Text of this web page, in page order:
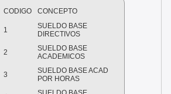
CODIGO CONCEPTO
1
SUELDO BASE
DIRECTIVOS
2
SUELDO BASE
ACADEMICOS
3
SUELDO BASE ACAD
POR HORAS